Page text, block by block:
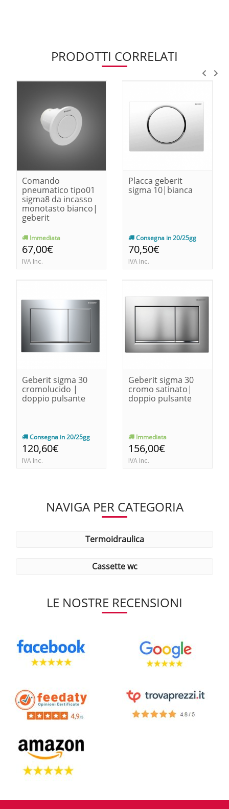
PRODOTTI CORRELATI
Comando
pneumatico tipo01
sigma8 da incasso
monotasto bianco|
geberit
Immediata
67,00€
IVA Inc.
Placca geberit
sigma 10|bianca
Consegna in 20/25gg
70,50€
IVA Inc.
Geberit sigma 30
cromolucido |
doppio pulsante
Consegna in 20/25gg
120,60€
IVA Inc.
Geberit sigma 30
cromo satinato|
doppio pulsante
Immediata
156,00€
IVA Inc.
NAVIGA PER CATEGORIA
termoidraulica
cassette wc
LE NOSTRE RECENSIONI